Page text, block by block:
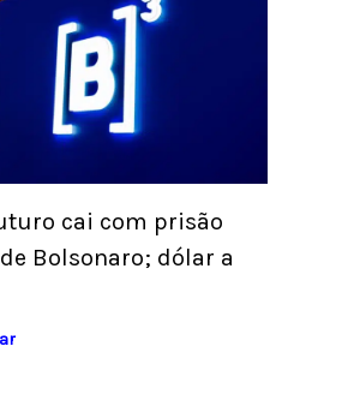
cai com prisão
Bolsonaro; dólar a